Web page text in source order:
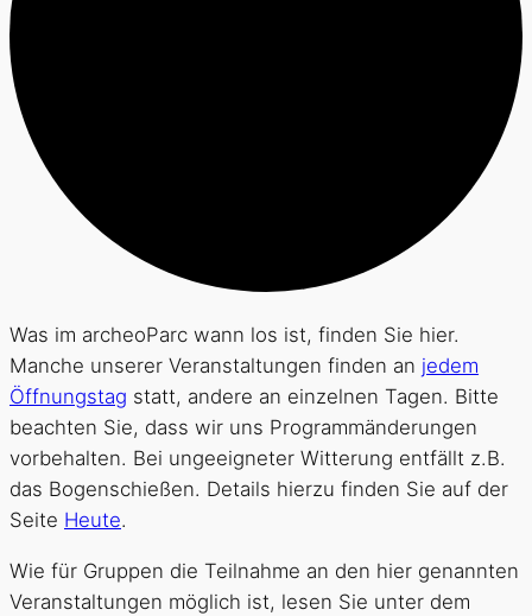
Was im archeoParc wann los ist, finden Sie hier.
Manche unserer Veranstaltungen finden an jedem
Öffnungstag statt, andere an einzelnen Tagen. Bitte
beachten Sie, dass wir uns Programmänderungen
vorbehalten. Bei ungeeigneter Witterung entfällt z.B.
das Bogenschießen. Details hierzu finden Sie auf der
Seite Heute.
Wie für Gruppen die Teilnahme an den hier genannten
Veranstaltungen möglich ist, lesen Sie unter dem